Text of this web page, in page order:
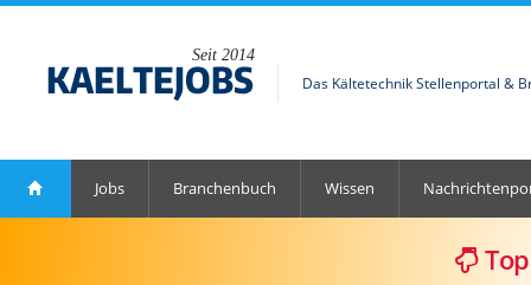
Seit 2014
Das Kältetechnik Stellenportal &
Jobs Branchenbuch Wissen